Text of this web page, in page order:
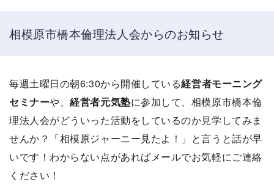
相模原市橋本倫理法人会からのお知らせ
毎週土曜日の朝6:30から開催している経営者モーニング
セミナーや、経営者元気塾に参加して、相模原市橋本倫
理法人会がどういった活動をしているのか見学してみま
せんか？「相模原ジャーニー見たよ！」と言うと話が早
いです！わからない点があればメールでお気軽にご連絡
ください！